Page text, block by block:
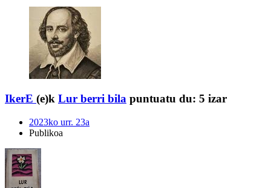
IkerE (e)k Lur berri bila puntuatu du: 5 izar
2023ko urr. 23a
Publikoa